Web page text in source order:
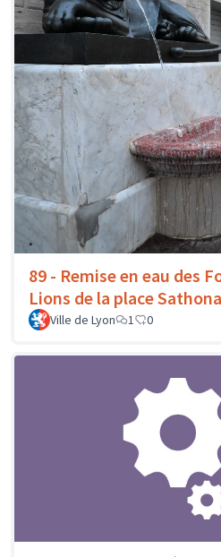
89 - Remise en eau des
Lions de la place
Ville de Lyon 1 0